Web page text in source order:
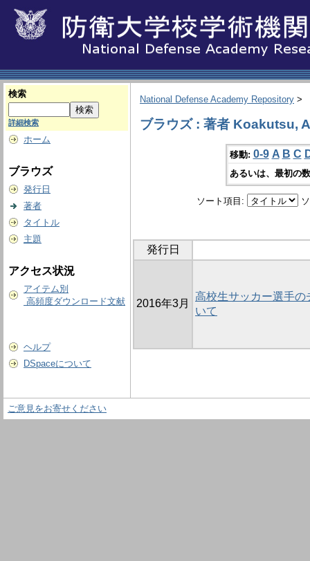
検索
詳細検索
ホーム
ブラウズ
発行日
著者
タイトル
主題
アクセス状況
アイテム別
高頻度ダウンロード文献
ヘルプ
DSpaceについて
National Defense Academy Repository >
ブラウズ : 著者 Koakutsu,
移動: 0-9 A B C
あるいは、最初の
ソート項目:
発行日
2016年3月
高校生サッカー選手
いて
ご意見をお寄せください